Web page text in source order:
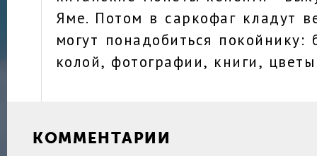
Яме. Потом в саркофаг кладут
могут понадобиться покойнику:
колой, фотографии, книги,
КОММЕНТАРИИ